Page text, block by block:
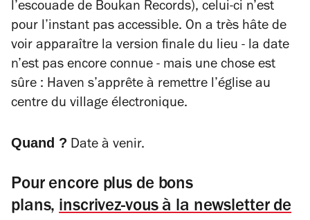
l’escouade de Boukan Records), celui-ci n’est
pour l’instant pas accessible. On a très hâte de
voir apparaître la version finale du lieu - la date
n’est pas encore connue - mais une chose est
sûre : Haven s’apprête à remettre l’église au
centre du village électronique.
Quand ? Date à venir.
Pour encore plus de bons
plans,inscrivez-vous à la newsletter de